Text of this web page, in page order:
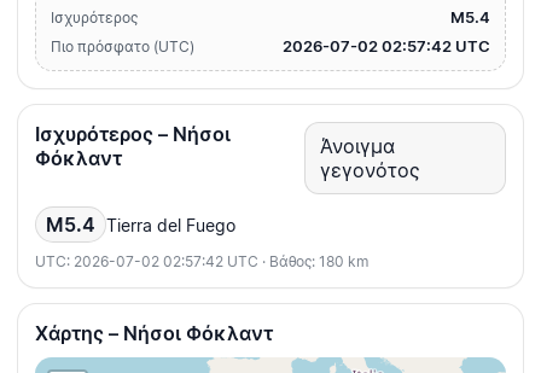
Ισχυρότερος M5.4
Πιο πρόσφατο (UTC) 2026-07-02 02:57:42 UTC
Ισχυρότερος – Νήσοι
Φόκλαντ
Άνοιγμα
γεγονότος
M5.4 Tierra del Fuego
UTC: 2026-07-02 02:57:42 UTC · Βάθος: 180 km
Χάρτης – Νήσοι Φόκλαντ